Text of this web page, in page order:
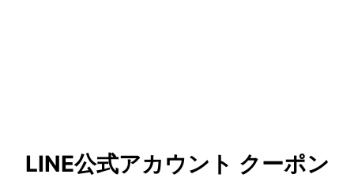
LINE公式アカウント クーポン